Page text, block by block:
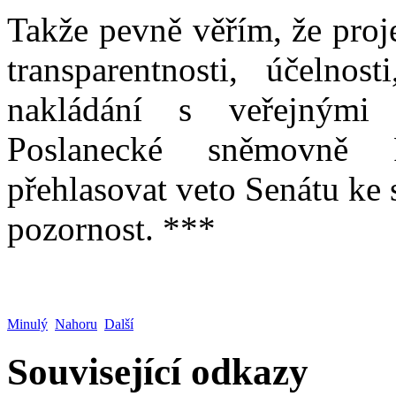
Takže pevně věřím, že
transparentnosti,
nakládání s veřejnými
Poslanecké
přehlasovat veto Senátu
pozornost. ***
Minulý Nahoru Další
Související odkazy